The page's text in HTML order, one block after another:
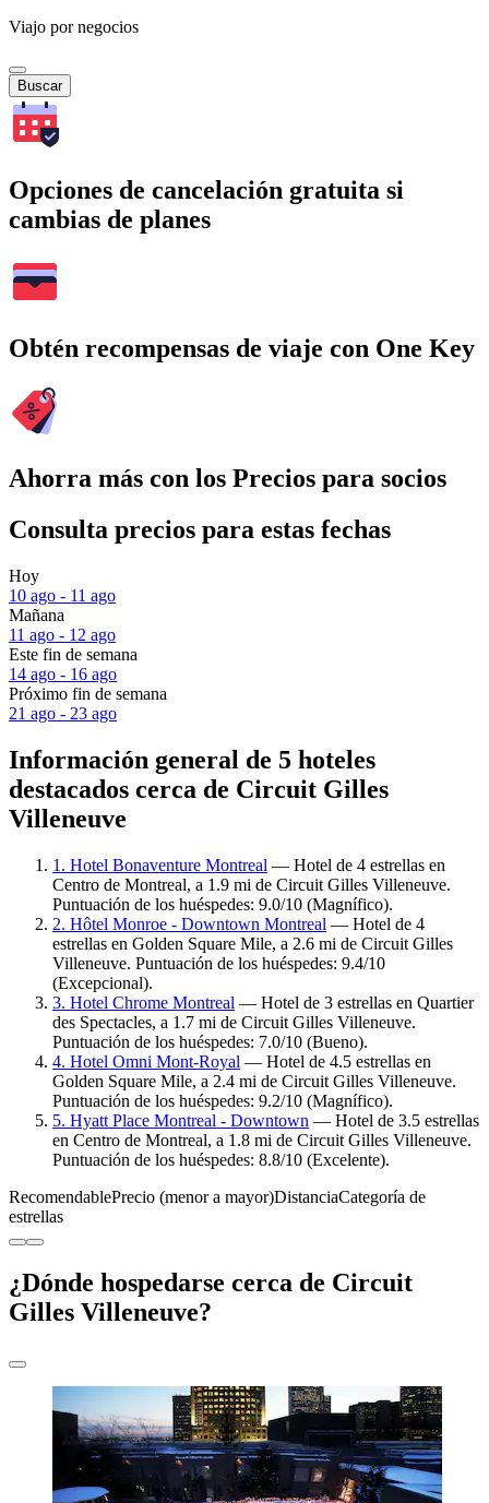
Viajo por negocios
Buscar
Opciones de cancelación gratuita si
cambias de planes
Obtén recompensas de viaje con One Key
Ahorra más con los Precios para socios
Consulta precios para estas fechas
Hoy
10 ago - 11 ago
Mañana
11 ago - 12 ago
Este fin de semana
14 ago - 16 ago
Próximo fin de semana
21 ago - 23 ago
Información general de 5 hoteles
destacados cerca de Circuit Gilles
Villeneuve
1. Hotel Bonaventure Montreal — Hotel de 4 estrellas en
Centro de Montreal, a 1.9 mi de Circuit Gilles Villeneuve.
Puntuación de los huéspedes: 9.0/10 (Magnífico).
2. Hôtel Monroe - Downtown Montreal — Hotel de 4
estrellas en Golden Square Mile, a 2.6 mi de Circuit Gilles
Villeneuve. Puntuación de los huéspedes: 9.4/10
(Excepcional).
3. Hotel Chrome Montreal — Hotel de 3 estrellas en Quartier
des Spectacles, a 1.7 mi de Circuit Gilles Villeneuve.
Puntuación de los huéspedes: 7.0/10 (Bueno).
4. Hotel Omni Mont-Royal — Hotel de 4.5 estrellas en
Golden Square Mile, a 2.4 mi de Circuit Gilles Villeneuve.
Puntuación de los huéspedes: 9.2/10 (Magnífico).
5. Hyatt Place Montreal - Downtown — Hotel de 3.5 estrellas
en Centro de Montreal, a 1.8 mi de Circuit Gilles Villeneuve.
Puntuación de los huéspedes: 8.8/10 (Excelente).
RecomendablePrecio (menor a mayor)DistanciaCategoría de
estrellas
¿Dónde hospedarse cerca de Circuit
Gilles Villeneuve?